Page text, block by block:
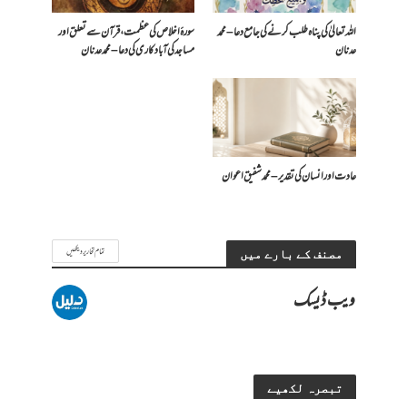
اللہ تعالیٰ کی پناہ طلب کرنے کی جامع دعا – محمد
عدنان
سورۂ اخلاص کی عظمت، قرآن سے تعلق اور
مساجد کی آبادکاری کی دعا – محمد عدنان
عادت اور انسان کی تقدیر – محمد شفیق اعوان
مصنف کے بارے میں تمام تحاریر دیکھیں
ویب ڈیسک
تبصرہ لکھیے